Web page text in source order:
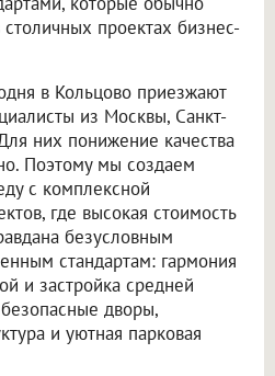
проектах бизнес-
в Кольцово приезжают
из Москвы, Санкт-
них понижение качества
Поэтому мы создаем
с комплексной
где высокая стоимость
безусловным
стандартам: гармония
и застройка средней
дворы,
и уютная парковая